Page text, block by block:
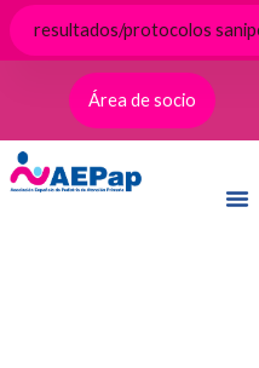
contenido
Área de socio